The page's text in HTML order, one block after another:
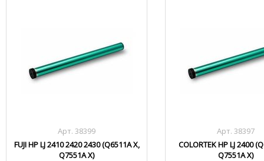
Арт. 38399
FUJI HP LJ 2410 2420 2430 (Q6511A X,
Q7551A X)
Арт. 38397
COLORTEK HP LJ 2400
Q7551A X)